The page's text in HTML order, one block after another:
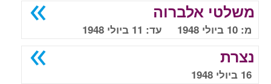
משלטי אלברוה
מ: 10 ביולי 1948 עד: 11 ביולי 1948
נצרת
16 ביולי 1948